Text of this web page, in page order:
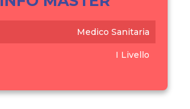
Medico Sanitaria
I Livello